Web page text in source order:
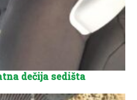
dečija sedišta